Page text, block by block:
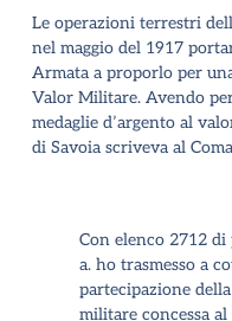
Le operazioni terrestri
nel maggio del 1917
Armata a proporlo per
Valor Militare. Avendo
medaglie d’argento al
di Savoia scriveva al
Con elenco 2712
a. ho trasmesso a
partecipazione
militare concessa